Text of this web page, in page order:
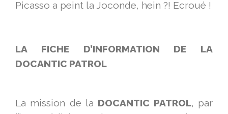
Picasso a peint la Joconde, hein ?! Ecroué !
LA FICHE D’INFORMATION DE LA
DOCANTIC PATROL
La mission de la DOCANTIC PATROL, par